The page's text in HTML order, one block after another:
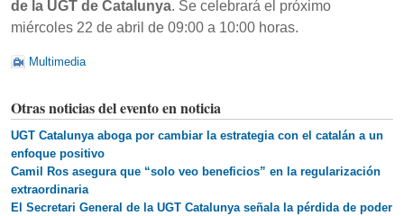
de la UGT de Catalunya. Se celebrará el próximo
miércoles 22 de abril de 09:00 a 10:00 horas.
Multimedia
Otras noticias del evento en noticia
UGT Catalunya aboga por cambiar la estrategia con el catalán a un
enfoque positivo
Camil Ros asegura que “solo veo beneficios” en la regularización
extraordinaria
​El Secretari General de la UGT Catalunya señala la pérdida de poder